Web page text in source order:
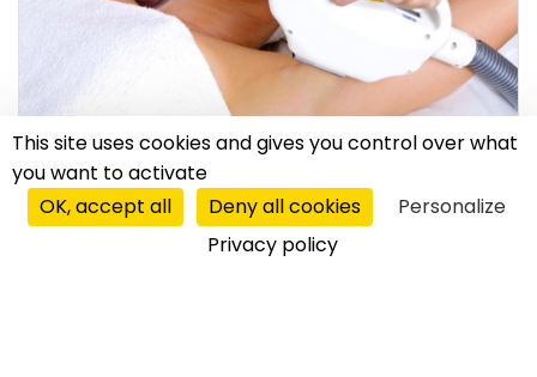
This site uses cookies and gives you control over what
you want to activate
OK, accept all
Deny all cookies
Personalize
Privacy policy